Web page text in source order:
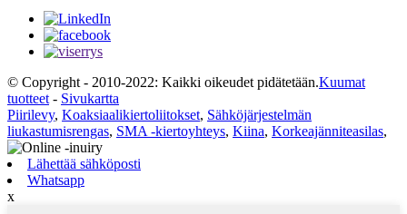
© Copyright - 2010-2022: Kaikki oikeudet pidätetään.Kuumat
tuotteet - Sivukartta
Piirilevy, Koaksiaalikiertoliitokset, Sähköjärjestelmän
liukastumisrengas, SMA -kiertoyhteys, Kiina, Korkeajänniteasilas,
Lähettää sähköposti
Whatsapp
x